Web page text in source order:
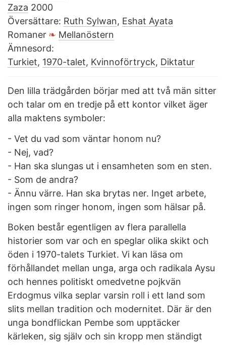
Zaza 2000
Översättare: Ruth Sylwan, Eshat Ayata
Romaner
Mellanöstern
Ämnesord:
Turkiet, 1970-talet, Kvinnoförtryck, Diktatur
Den lilla trädgården börjar med att två män sitter
och talar om en tredje på ett kontor vilket äger
alla maktens symboler:
- Vet du vad som väntar honom nu?
- Nej, vad?
- Han ska slungas ut i ensamheten som en sten.
- Som de andra?
- Ännu värre. Han ska brytas ner. Inget arbete,
ingen som ringer honom, ingen som hälsar på.
Boken består egentligen av flera parallella
historier som var och en speglar olika skikt och
öden i 1970-talets Turkiet. Vi kan läsa om
förhållandet mellan unga, arga och radikala Aysu
och hennes politiskt omedvetne pojkvän
Erdogmus vilka seplar varsin roll i ett land som
slits mellan tradition och modernitet. Där är den
unga bondflickan Pembe som upptäcker
kärleken, sig själv och sin kropp men ständigt